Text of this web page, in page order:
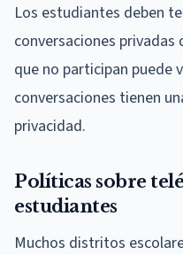
Los estudiantes deben
conversaciones
que no participan puede
conversaciones tienen
privacidad.
Políticas sobre
estudiantes
Muchos distritos